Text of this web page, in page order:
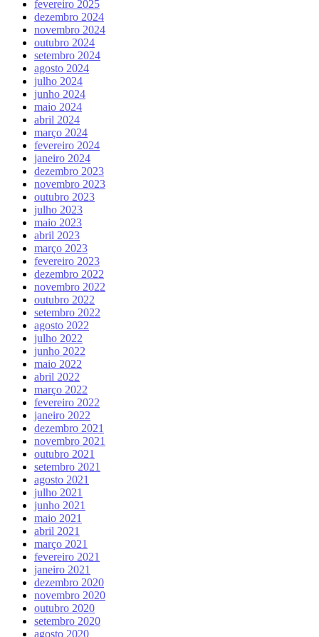
fevereiro 2025
dezembro 2024
novembro 2024
outubro 2024
setembro 2024
agosto 2024
julho 2024
junho 2024
maio 2024
abril 2024
março 2024
fevereiro 2024
janeiro 2024
dezembro 2023
novembro 2023
outubro 2023
julho 2023
maio 2023
abril 2023
março 2023
fevereiro 2023
dezembro 2022
novembro 2022
outubro 2022
setembro 2022
agosto 2022
julho 2022
junho 2022
maio 2022
abril 2022
março 2022
fevereiro 2022
janeiro 2022
dezembro 2021
novembro 2021
outubro 2021
setembro 2021
agosto 2021
julho 2021
junho 2021
maio 2021
abril 2021
março 2021
fevereiro 2021
janeiro 2021
dezembro 2020
novembro 2020
outubro 2020
setembro 2020
agosto 2020